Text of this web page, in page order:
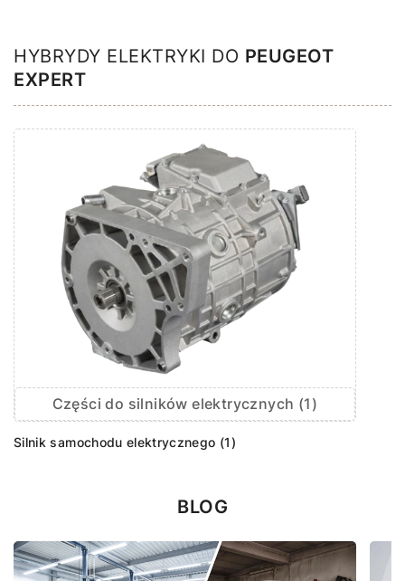
HYBRYDY ELEKTRYKI DO PEUGEOT
EXPERT
Części do silników elektrycznych (1)
Silnik samochodu elektrycznego (1)
BLOG